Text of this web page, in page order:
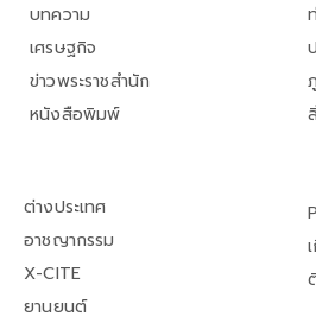
บทความ
เศรษฐกิจ
ข่าวพระราชสำนัก
หนังสือพิมพ์
ต่างประเทศ
อาชญากรรม
X-CITE
ยานยนต์